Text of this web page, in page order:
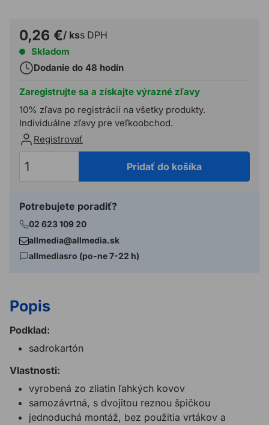
0,26 €/ kss DPH
Skladom
Dodanie do 48 hodín
Zaregistrujte sa a získajte výrazné zľavy
10% zľava po registrácií na všetky produkty.
Individuálne zľavy pre veľkoobchod.
Registrovať
Pridať do košíka
Potrebujete poradiť?
02 623 109 20
allmedia@allmedia.sk
allmediasro (po-ne 7-22 h)
Popis
Podklad:
sadrokartón
Vlastnosti:
vyrobená zo zliatin ľahkých kovov
samozávrtná, s dvojitou reznou špičkou
jednoduchá montáž, bez použitia vrtákov a